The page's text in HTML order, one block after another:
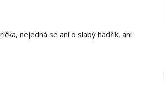
nejedná se ani o slabý hadřík, ani